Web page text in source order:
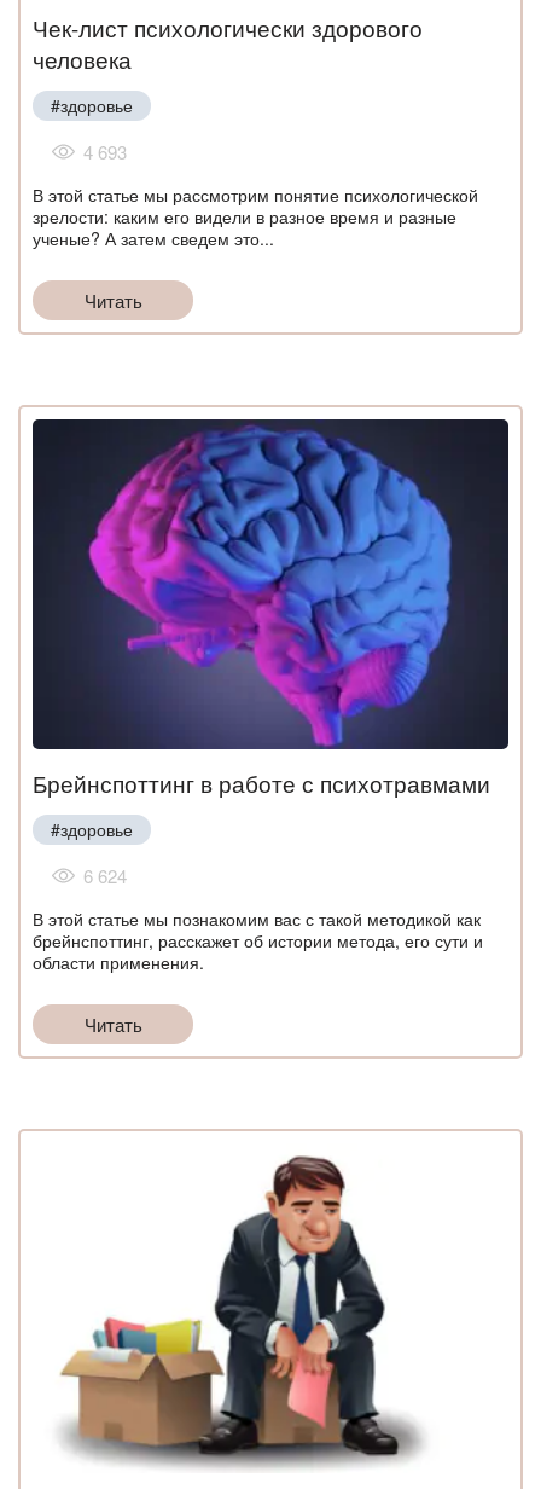
Чек-лист психологически здорового
человека
#здоровье
4 693
В этой статье мы рассмотрим понятие психологической
зрелости: каким его видели в разное время и разные
ученые? А затем сведем это...
Читать
Брейнспоттинг в работе с психотравмами
#здоровье
6 624
В этой статье мы познакомим вас с такой методикой как
брейнспоттинг, расскажет об истории метода, его сути и
области применения.
Читать